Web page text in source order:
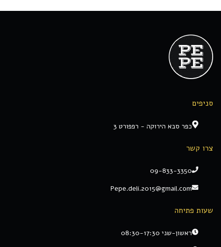
סניפים
כפר סבא הירוקה - רפפורט 3
צרו קשר
09-833-3350
Pepe.deli.2015@gmail.com
שעות פתיחה
ראשון-שני 08:30-17:30